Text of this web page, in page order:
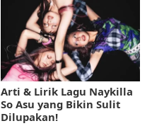
Arti & Lirik Lagu Naykilla
So Asu yang Bikin Sulit
Dilupakan!